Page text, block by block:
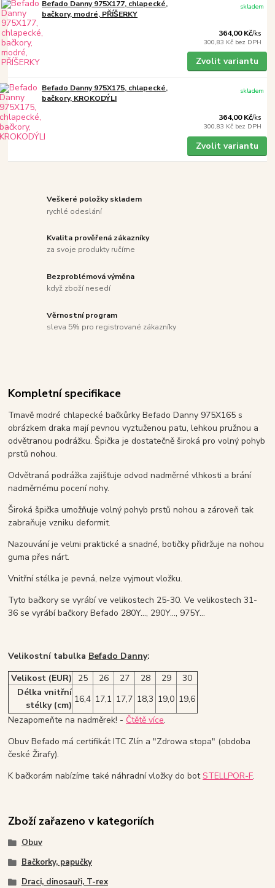
Befado Danny 975X177, chlapecké,
bačkory, modré, PŘÍŠERKY
364,00 Kč/ks
300,83 Kč bez DPH
skladem
Zvolit variantu
Befado Danny 975X175, chlapecké,
bačkory, KROKODÝLI
364,00 Kč/ks
300,83 Kč bez DPH
skladem
Zvolit variantu
Veškeré položky skladem
rychlé odeslání
Kvalita prověřená zákazníky
za svoje produkty ručíme
Bezproblémová výměna
když zboží nesedí
Věrnostní program
sleva 5% pro registrované zákazníky
Kompletní specifikace
Tmavě modré chlapecké bačkůrky Befado Danny 975X165 s
obrázkem draka mají pevnou vyztuženou patu, lehkou pružnou a
odvětranou podrážku. Špička je dostatečně široká pro volný pohyb
prstů nohou.
Odvětraná podrážka zajišťuje odvod nadměrné vlhkosti a brání
nadměrnému pocení nohy.
Široká špička umožňuje volný pohyb prstů nohou a zároveň tak
zabraňuje vzniku deformit.
Nazouvání je velmi praktické a snadné, botičky přidržuje na nohou
guma přes nárt.
Vnitřní stélka je pevná, nelze vyjmout vložku.
Tyto bačkory se vyrábí ve velikostech 25-30. Ve velikostech 31-
36 se vyrábí bačkory Befado 280Y..., 290Y..., 975Y...
Velikostní tabulka Befado Danny:
Velikost (EUR)
25 26 27 28 29
30
Délka vnitřní
stélky (cm)
16,4 17,1 17,7 18,3 19,0 19,6
Nezapomeňte na nadměrek! - Čtětě více.
Obuv Befado má certifikát ITC Zlín a "Zdrowa stopa" (obdoba
české Žirafy).
K bačkorám nabízíme také náhradní vložky do botSTELLPOR-F.
Zboží zařazeno v kategoriích
Obuv
Bačkorky, papučky
Draci, dinosauři, T-rex